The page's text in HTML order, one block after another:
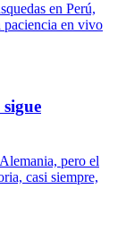
en Perú,
paciencia en vivo
pero el
casi siempre,